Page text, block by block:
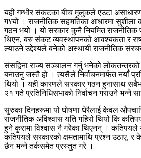
यही गम्भीर संकटका बीच मुलुकले एउटा असाधारण
ग¥यो । राजनीतिक सहमतिका आधारमा सुशीला
गठन भयो । यो सरकार कुनै नियमित राजनीतिक
थिएन, बरु संकट व्यवस्थापनको आवश्यकता र
ल्याउने उद्देश्यले बनेको अस्थायी राजनीतिक
संसद्बिना राज्य सञ्चालन गर्नु भनेको
बनाउनु जस्तै हो । त्यसैले निर्वाचनमार्फत नयाँ
थियो । यही कारणले सरकार गठन हुनासाथ
२१ गते प्रतिनिधिसभाको निर्वाचन गराउने भन्ने
सुरुका दिनहरूमा यो घोषणा धेरैलाई केवल
राजनीतिक अविश्वास यति गहिरो थियो कि
हुने कुरामा विश्वास नै गरेका थिएनन् ।
कतिपयले सरकारको क्षमतामाथि प्रश्न उठाए,
छैन भन्ने तर्कसमेत प्रस्तुत गरे ।